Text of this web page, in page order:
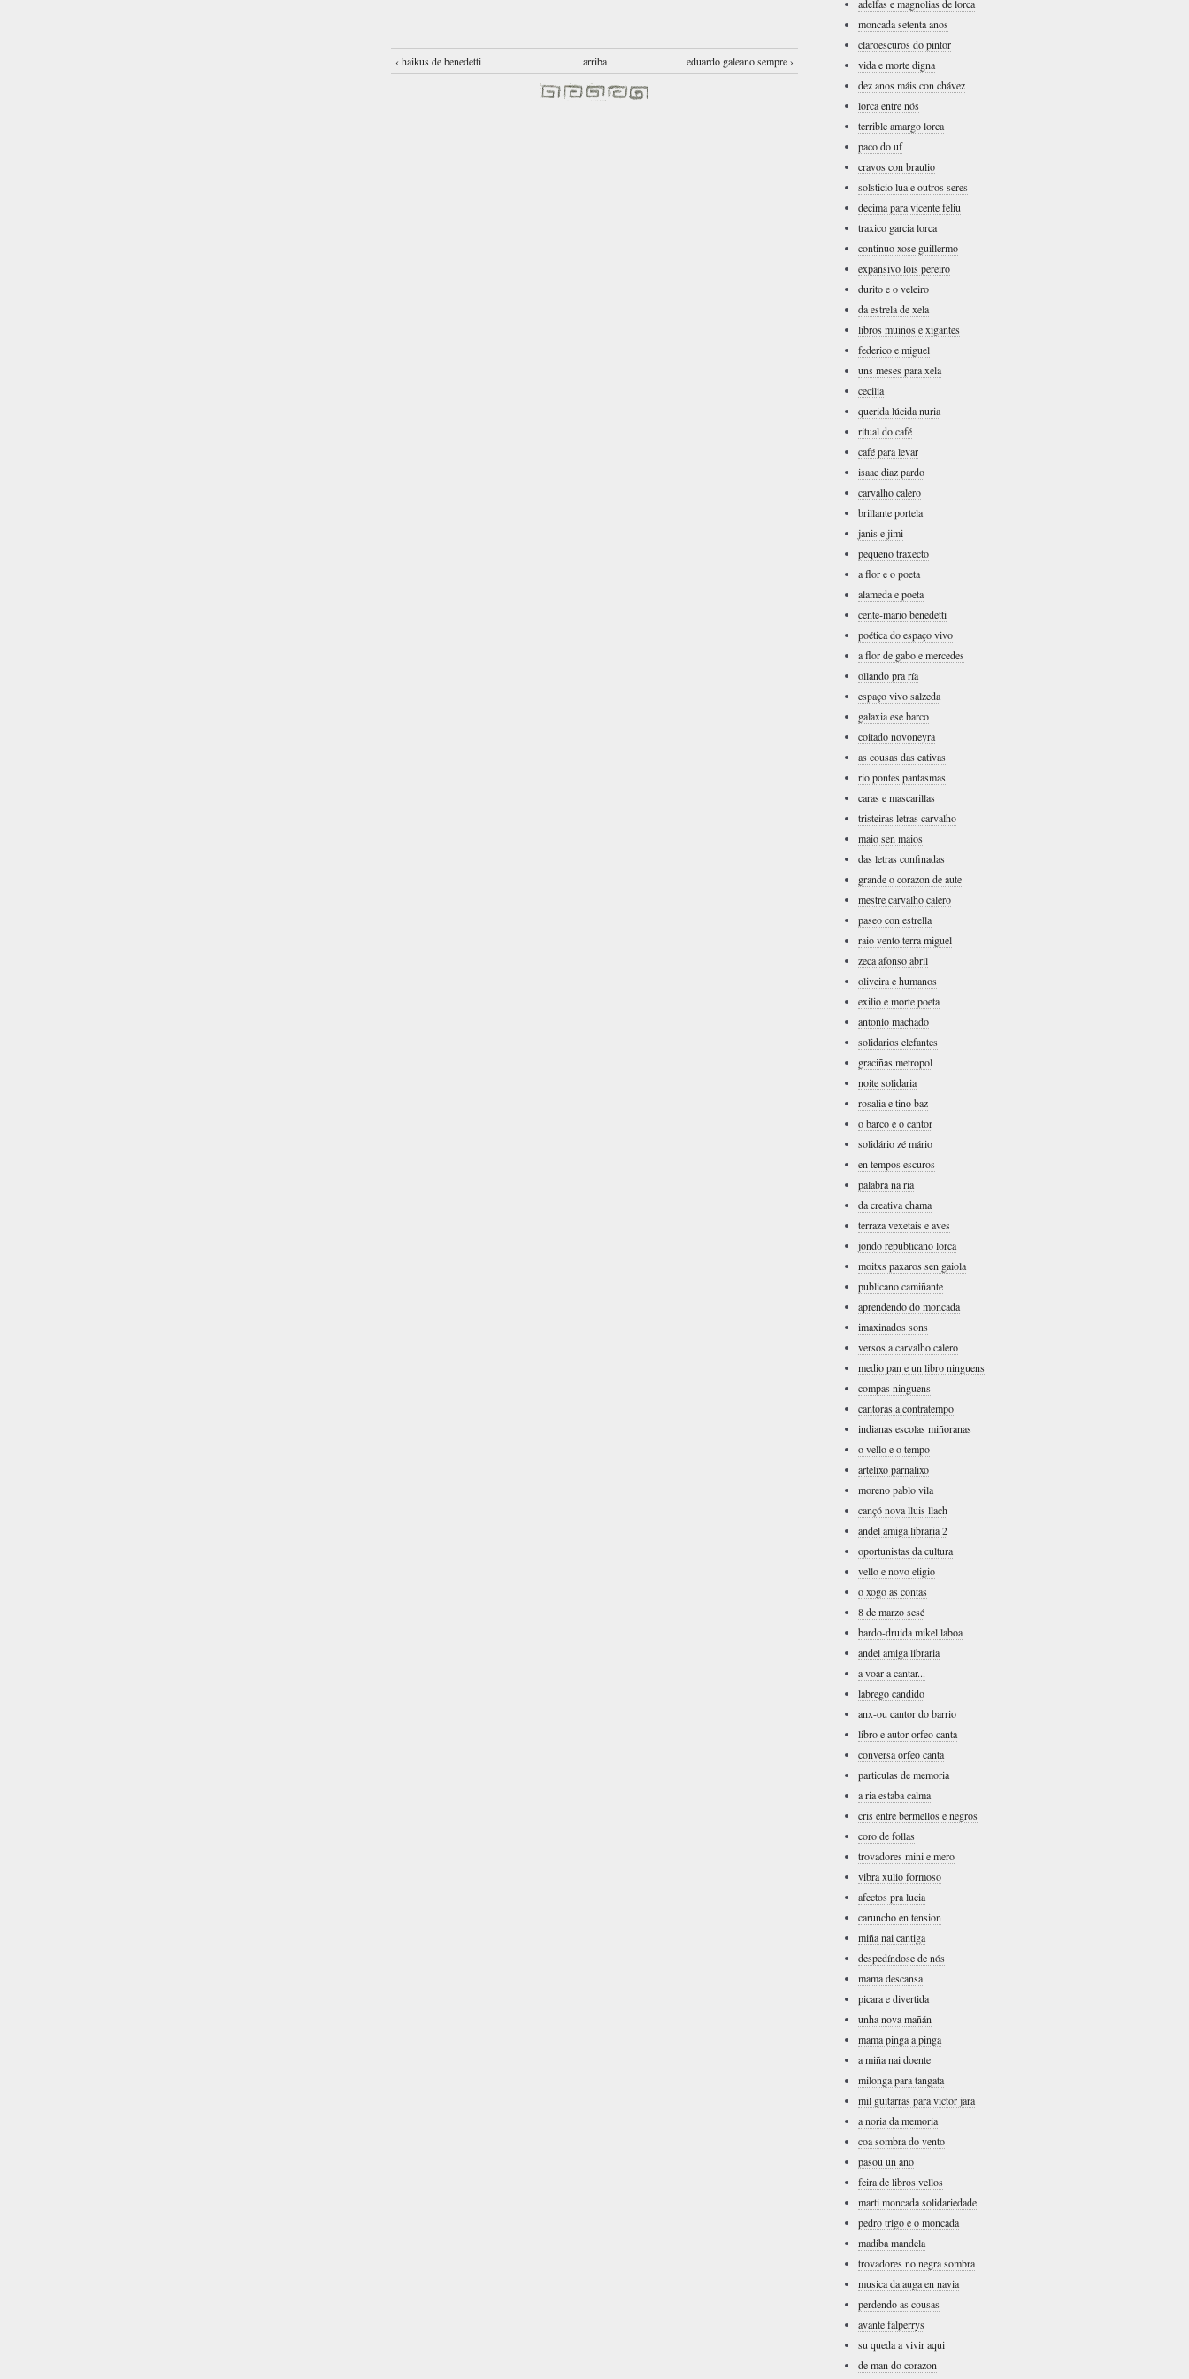
‹ haikus de benedetti arriba eduardo galeano sempre ›
adelfas e magnolias de lorca
moncada setenta anos
claroescuros do pintor
vida e morte digna
dez anos máis con chávez
lorca entre nós
terrible amargo lorca
paco do uf
cravos con braulio
solsticio lua e outros seres
decima para vicente feliu
traxico garcia lorca
continuo xose guillermo
expansivo lois pereiro
durito e o veleiro
da estrela de xela
libros muiños e xigantes
federico e miguel
uns meses para xela
cecilia
querida lúcida nuria
ritual do café
café para levar
isaac diaz pardo
carvalho calero
brillante portela
janis e jimi
pequeno traxecto
a flor e o poeta
alameda e poeta
cente-mario benedetti
poética do espaço vivo
a flor de gabo e mercedes
ollando pra ría
espaço vivo salzeda
galaxia ese barco
coitado novoneyra
as cousas das cativas
rio pontes pantasmas
caras e mascarillas
tristeiras letras carvalho
maio sen maios
das letras confinadas
grande o corazon de aute
mestre carvalho calero
paseo con estrella
raio vento terra miguel
zeca afonso abril
oliveira e humanos
exilio e morte poeta
antonio machado
solidarios elefantes
graciñas metropol
noite solidaria
rosalia e tino baz
o barco e o cantor
solidário zé mário
en tempos escuros
palabra na ria
da creativa chama
terraza vexetais e aves
jondo republicano lorca
moitxs paxaros sen gaiola
publicano camiñante
aprendendo do moncada
imaxinados sons
versos a carvalho calero
medio pan e un libro ninguens
compas ninguens
cantoras a contratempo
indianas escolas miñoranas
o vello e o tempo
artelixo parnalixo
moreno pablo vila
cançó nova lluis llach
andel amiga libraria 2
oportunistas da cultura
vello e novo eligio
o xogo as contas
8 de marzo sesé
bardo-druida mikel laboa
andel amiga libraria
a voar a cantar...
labrego candido
anx-ou cantor do barrio
libro e autor orfeo canta
conversa orfeo canta
particulas de memoria
a ria estaba calma
cris entre bermellos e negros
coro de follas
trovadores mini e mero
vibra xulio formoso
afectos pra lucia
caruncho en tension
miña nai cantiga
despedíndose de nós
mama descansa
picara e divertida
unha nova mañán
mama pinga a pinga
a miña nai doente
milonga para tangata
mil guitarras para victor jara
a noria da memoria
coa sombra do vento
pasou un ano
feira de libros vellos
marti moncada solidariedade
pedro trigo e o moncada
madiba mandela
trovadores no negra sombra
musica da auga en navia
perdendo as cousas
avante falperrys
su queda a vivir aqui
de man do corazon